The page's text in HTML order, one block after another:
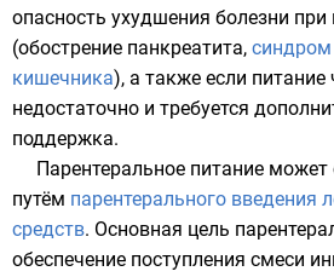
опасность ухудшения болезни при
(обострение панкреатита, синдром
кишечника), а также если питание
недостаточно и требуется
поддержка.
Парентеральное питание может
путём парентерального введения
средств. Основная цель
обеспечение поступления смеси